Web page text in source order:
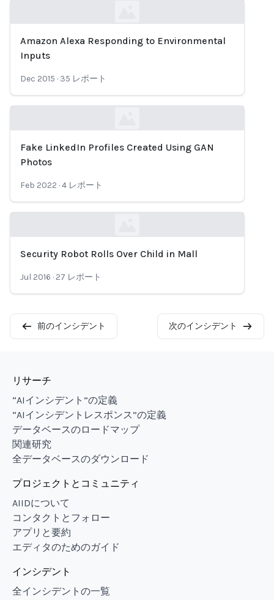
Loading...
Amazon Alexa Responding to Environmental
Inputs
Dec 2015 · 35 レポート
Loading...
Fake LinkedIn Profiles Created Using GAN
Photos
Feb 2022 ·4 レポート
Security Robot Rolls Over Child in Mall
Jul 2016 · 27 レポート
前のインシデント 次のインシデント
リサーチ
“AIインシデント”の定義
“AIインシデントレスポンス”の定義
データベースのロードマップ
関連研究
全データベースのダウンロード
プロジェクトとコミュニティ
AIIDについて
コンタクトとフォロー
アプリと要約
エディタのためのガイド
インシデント
全インシデントの一覧